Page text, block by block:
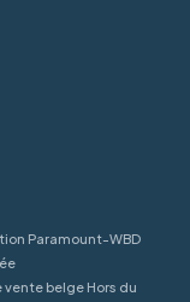
Paramount-WBD
vente belge Hors du